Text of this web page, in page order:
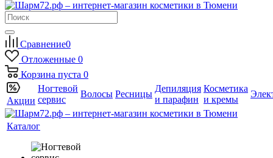
Сравнение0
Отложенные 0
Корзина пуста 0
Акции
Ногтевой
сервис
Волосы Ресницы
Депиляция
и парафин
Косметика
и кремы
Каталог